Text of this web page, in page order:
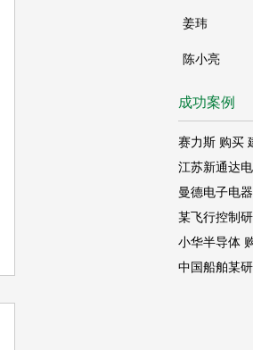
成功案例